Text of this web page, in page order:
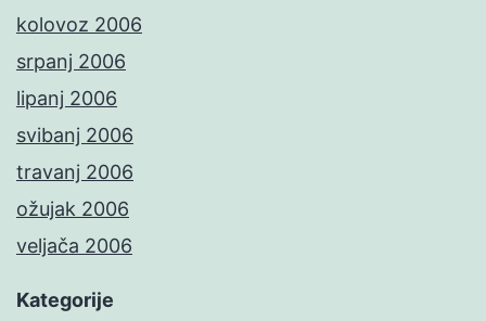
kolovoz 2006
srpanj 2006
lipanj 2006
svibanj 2006
travanj 2006
ožujak 2006
veljača 2006
Kategorije